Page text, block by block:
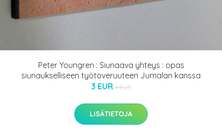
Peter Youngren : Siunaava yhteys : opas
siunaukselliseen työtoveruuteen Jumalan kanssa
3 EUR 4 EUR
LISÄTIETOJA